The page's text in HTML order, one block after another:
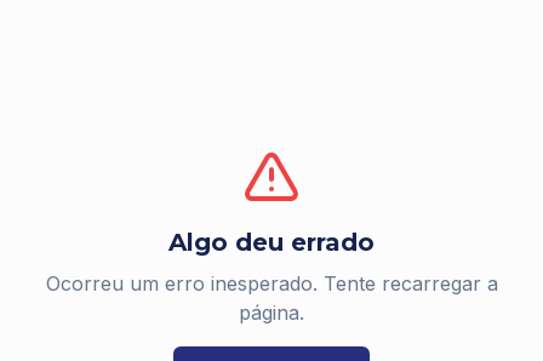
Algo deu errado
Ocorreu um erro inesperado. Tente recarregar a
página.